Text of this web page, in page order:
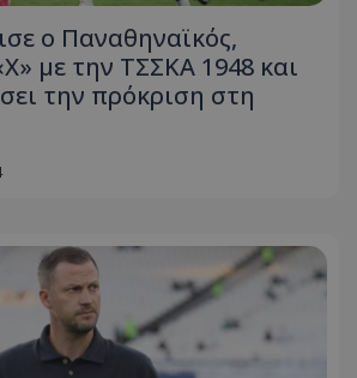
ο Παναθηναϊκός,
με την ΤΣΣΚΑ 1948 και
την πρόκριση στη